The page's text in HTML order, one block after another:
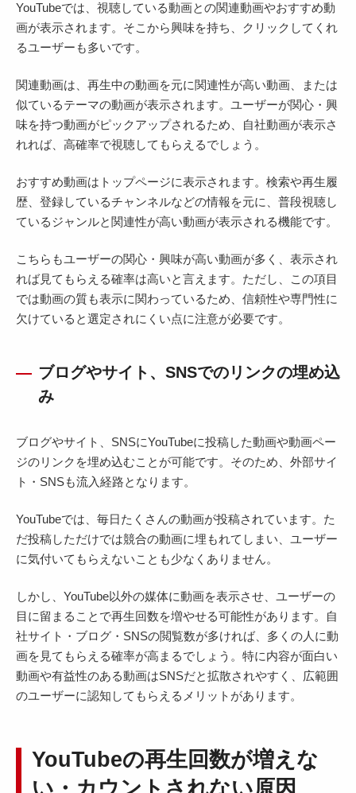
YouTubeでは、視聴している動画との関連動画やおすすめ動
画が表示されます。そこから興味を持ち、クリックしてくれ
るユーザーも多いです。
関連動画は、再生中の動画を元に関連性が高い動画、または
似ているテーマの動画が表示されます。ユーザーが関心・興
味を持つ動画がピックアップされるため、自社動画が表示さ
れれば、高確率で視聴してもらえるでしょう。
おすすめ動画はトップページに表示されます。検索や再生履
歴、登録しているチャンネルなどの情報を元に、普段視聴し
ているジャンルと関連性が高い動画が表示される機能です。
こちらもユーザーの関心・興味が高い動画が多く、表示され
れば見てもらえる確率は高いと言えます。ただし、この項目
では動画の質も表示に関わっているため、信頼性や専門性に
欠けていると選定されにくい点に注意が必要です。
ブログやサイト、SNSでのリンクの埋め込
み
ブログやサイト、SNSにYouTubeに投稿した動画や動画ペー
ジのリンクを埋め込むことが可能です。そのため、外部サイ
ト・SNSも流入経路となります。
YouTubeでは、毎日たくさんの動画が投稿されています。た
だ投稿しただけでは競合の動画に埋もれてしまい、ユーザー
に気付いてもらえないことも少なくありません。
しかし、YouTube以外の媒体に動画を表示させ、ユーザーの
目に留まることで再生回数を増やせる可能性があります。自
社サイト・ブログ・SNSの閲覧数が多ければ、多くの人に動
画を見てもらえる確率が高まるでしょう。特に内容が面白い
動画や有益性のある動画はSNSだと拡散されやすく、広範囲
のユーザーに認知してもらえるメリットがあります。
YouTubeの再生回数が増えな